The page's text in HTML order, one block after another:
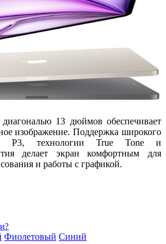
13 дюймов обеспечивает
изображение. Поддержка широкого
P3, технологии True Toneи
делает экран комфортным для
и работы с графикой.
Фиолетовый Синий